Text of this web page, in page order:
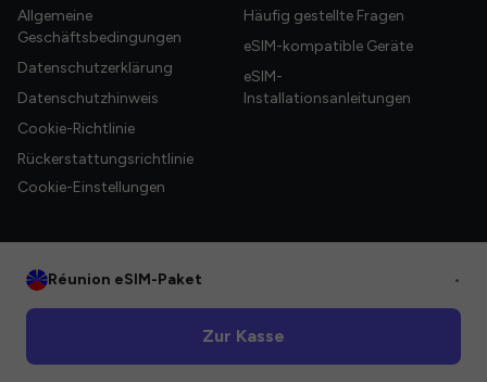
Allgemeine
Geschäftsbedingungen
Datenschutzerklärung
Datenschutzhinweis
Cookie-Richtlinie
Rückerstattungsrichtlinie
Cookie-Einstellungen
Häufig gestellte Fragen
eSIM-kompatible Geräte
eSIM-
Installationsanleitungen
Réunion eSIM-Paket •
Zur Kasse